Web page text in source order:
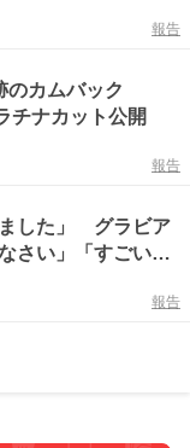
報告
のカムバック
チナカット公開
報告
ました」 グラビア
さい」「すごい」
報告